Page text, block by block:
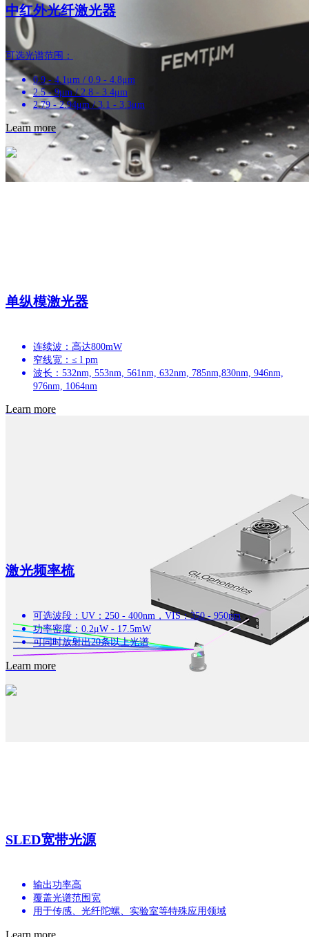
中红外光纤激光器
可选光谱范围：
0.9 - 4.1μm / 0.9 - 4.8μm
2.5 - 9μm / 2.8 - 3.4μm
2.79 - 2.94μm / 3.1 - 3.3μm
Learn more
单纵模激光器
连续波：高达800mW
窄线宽：≤ l pm
波长：532nm, 553nm, 561nm, 632nm, 785nm,830nm, 946nm,
976nm, 1064nm
Learn more
激光频率梳
可选波段：UV：250 - 400nm，VIS：350 - 950nm
功率密度：0.2μW - 17.5mW
可同时放射出20条以上光谱
Learn more
SLED宽带光源
输出功率高
覆盖光谱范围宽
用于传感、光纤陀螺、实验室等特殊应用领域
Learn more